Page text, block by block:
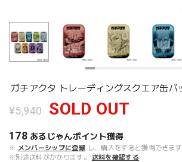
ガチアクタ トレーディングスクエア缶バ
¥5,940 SOLD OUT
178 あるじゃんポイント獲得
※ メンバーシップに登録 し、購入をすると獲得できます
※別途送料がかかります。
送料を確認する